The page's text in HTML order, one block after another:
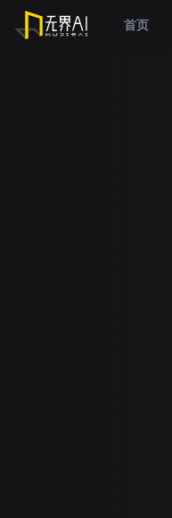
首页